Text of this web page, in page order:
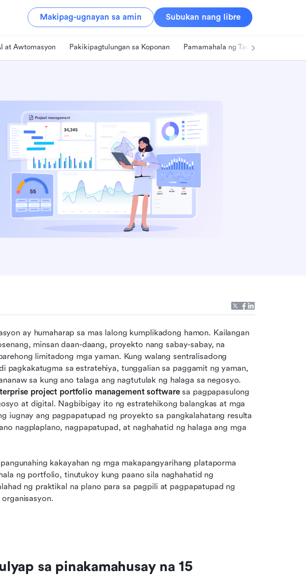
Makipag-ugnayan sa amin Subukan nang libre
at Awtomasyon Pakikipagtulungan sa Koponan Pamamahala ng Tao
ay humaharap sa mas lalong kumplikadong hamon. Kailangan
minsan daan-daang, proyekto nang sabay-sabay, na
limitadong mga yaman. Kung walang sentralisadong
pagkakatugma sa estratehiya, tunggalian sa paggamit ng yaman,
sa kung ano talaga ang nagtutulak ng halaga sa negosyo.
project portfolio management software sa pagpapasulong
at digital. Nagbibigay ito ng estratehikong balangkas at mga
iugnay ang pagpapatupad ng proyekto sa pangkalahatang resulta
nagplaplano, nagpapatupad, at naghahatid ng halaga ang mga
kakayahan ng mga makapangyarihang plataporma
ng portfolio, tinutukoy kung paano sila naghahatid ng
ng praktikal na plano para sa pagpili at pagpapatupad ng
sa pinakamahusay na 15